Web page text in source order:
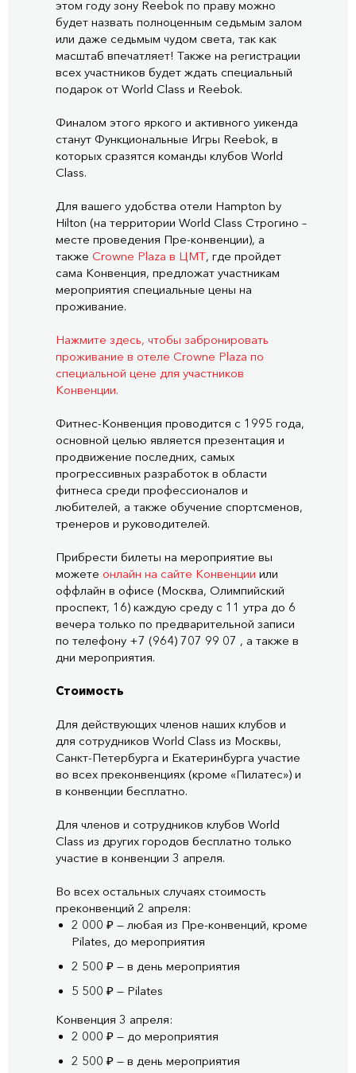
этом году зону Reebok по праву можно
будет назвать полноценным седьмым залом
или даже седьмым чудом света, так как
масштаб впечатляет! Также на регистрации
всех участников будет ждать специальный
подарок от World Class и Reebok.
Финалом этого яркого и активного уикенда
станут Функциональные Игры Reebok, в
которых сразятся команды клубов World
Class.
Для вашего удобства отели Hampton by
Hilton (на территории World Class Строгино –
месте проведения Пре-конвенции), а
также Crowne Plaza в ЦМТ, где пройдет
сама Конвенция, предложат участникам
мероприятия специальные цены на
проживание.
Нажмите здесь, чтобы забронировать
проживание в отеле Crowne Plaza по
специальной цене для участников
Конвенции.
Фитнес-Конвенция проводится с 1995 года,
основной целью является презентация и
продвижение последних, самых
прогрессивных разработок в области
фитнеса среди профессионалов и
любителей, а также обучение спортсменов,
тренеров и руководителей.
Прибрести билеты на мероприятие вы
можете онлайн на сайте Конвенции или
оффлайн в офисе (Москва, Олимпийский
проспект, 16) каждую среду с 11 утра до 6
вечера только по предварительной записи
по телефону +7 (964) 707 99 07 , а также в
дни мероприятия.
Стоимость
Для действующих членов наших клубов и
для сотрудников World Class из Москвы,
Санкт-Петербурга и Екатеринбурга участие
во всех преконвенциях (кроме «Пилатес») и
в конвенции бесплатно.
Для членов и сотрудников клубов World
Class из других городов бесплатно только
участие в конвенции 3 апреля.
Во всех остальных случаях стоимость
преконвенций 2 апреля:
2 000 ₽ — любая из Пре-конвенций, кроме
Pilates, до мероприятия
2 500 ₽ — в день мероприятия
5 500 ₽ — Pilates
Конвенция 3 апреля:
2 000 ₽ — до мероприятия
2 500 ₽ — в день мероприятия